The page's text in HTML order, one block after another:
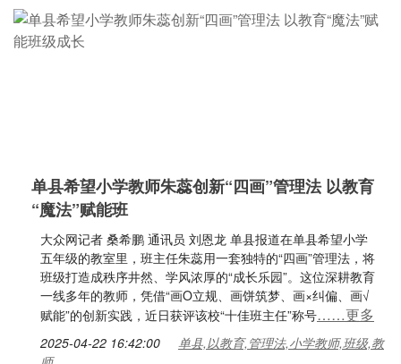
单县希望小学教师朱蕊创新“四画”管理法 以教育
“魔法”赋能班
大众网记者 桑希鹏 通讯员 刘恩龙 单县报道在单县希望小学
五年级的教室里，班主任朱蕊用一套独特的“四画”管理法，将
班级打造成秩序井然、学风浓厚的“成长乐园”。这位深耕教育
一线多年的教师，凭借“画O立规、画饼筑梦、画×纠偏、画√
赋能”的创新实践，近日获评该校“十佳班主任”称号……更多
2025-04-22 16:42:00
单县,以教育,管理法,小学教师,班级,教